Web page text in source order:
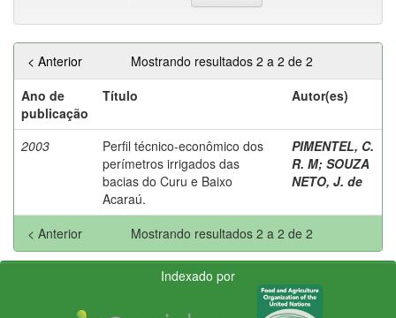
Mostrando resultados 2 a 2 de 2
< Anterior
Ano de
publicação
Título Autor(es)
2003
Perfil técnico-econômico dos
perímetros irrigados das
bacias do Curu e Baixo
Acaraú.
PIMENTEL, C.
R. M; SOUZA
NETO, J. de
Mostrando resultados 2 a 2 de 2
< Anterior
Indexado por